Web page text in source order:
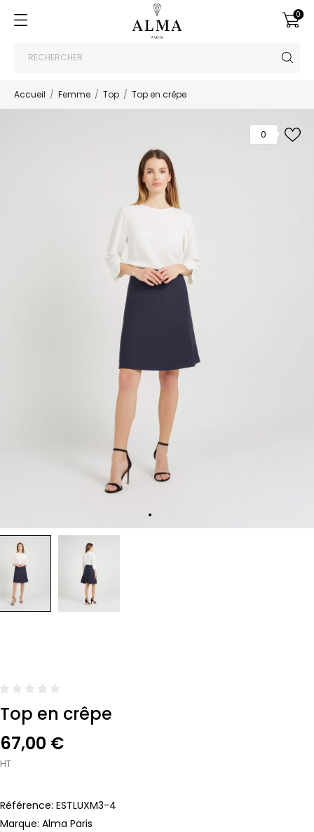
0
Accueil Femme Top Top en crêpe
0
Top en crêpe
67,00 €
HT
Référence: ESTLUXM3-4
Marque: Alma Paris